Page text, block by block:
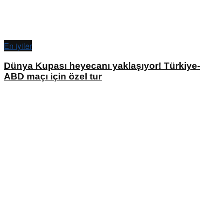
En iyiler
Dünya Kupası heyecanı yaklaşıyor! Türkiye-
ABD maçı için özel tur